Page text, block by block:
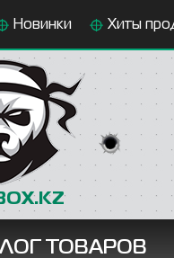
Новинки Хиты
ТОВАРОВ